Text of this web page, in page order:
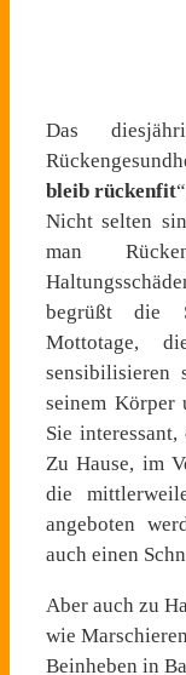
Das
bleib rückenfit
Nicht selten
man
begrüßt die
Mottotage,
sensibilisieren
seinem Körper
Sie
Zu Hause, im
die
angeboten
auch einen
Aber auch zu
wie
Beinheben in